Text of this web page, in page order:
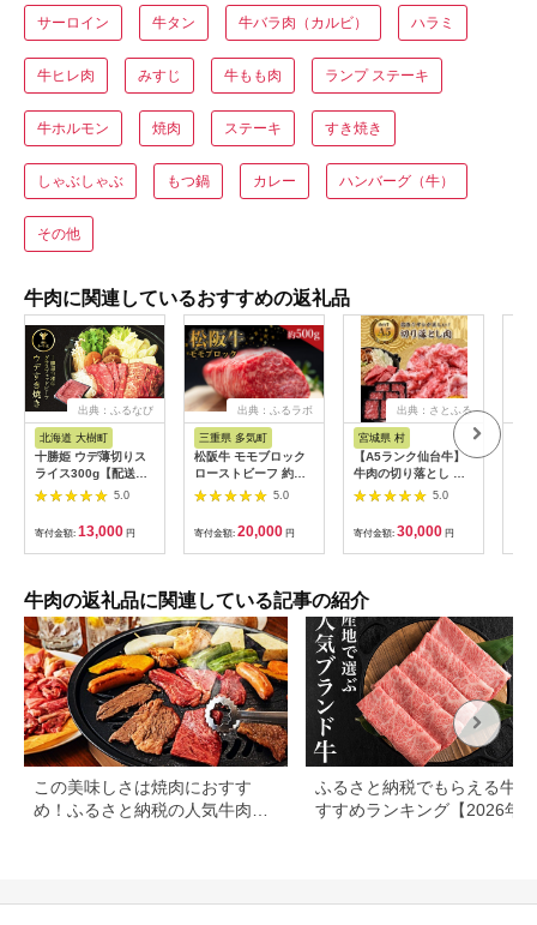
サーロイン 牛タン 牛バラ肉（カルビ） ハラミ
牛ヒレ肉 みすじ 牛もも肉 ランプ ステーキ
牛ホルモン 焼肉 ステーキ すき焼き
しゃぶしゃぶ もつ鍋 カレー ハンバーグ（牛）
その他
牛肉に関連しているおすすめの返礼品
出典：ふるなび
北海道 大樹町
十勝姫 ウデ薄切りス
ライス300g【配送不
可地域：離島】
【1397674】
5.0
寄付金額: 13,000 円
出典：ふるラボ
三重県 多気町
松阪牛 モモブロック
ローストビーフ 約
500g 国産牛 和牛 ブ
ランド牛 JGAP家
畜・畜産物 農場
HACCP認証農場 牛肉
肉 高級 人気 おすすめ
日本三大和牛 松阪 松
坂牛 松坂 モモ ビーフ
シチュー カレー 霜降
り 三重県 多気町 SS-
32
5.0
寄付金額: 20,000 円
出典：さとふる
宮城県 村
【A5ランク仙台牛】
牛肉の切り落とし 合
計1.8kg(300g×6) 小
分けで使い勝手も◎
5.0
寄付金額: 30,000 円
牛肉の返礼品に関連している記事の紹介
この美味しさは焼肉におすす
め！ふるさと納税の人気牛肉還
ふるさと納税でもらえる牛肉
すすめランキング【2026年